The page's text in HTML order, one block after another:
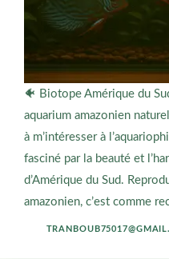
🐠 Biotope Amérique du
aquarium amazonien
à m’intéresser à
fasciné par la beauté et
d’Amérique du Sud.
amazonien, c’est comme